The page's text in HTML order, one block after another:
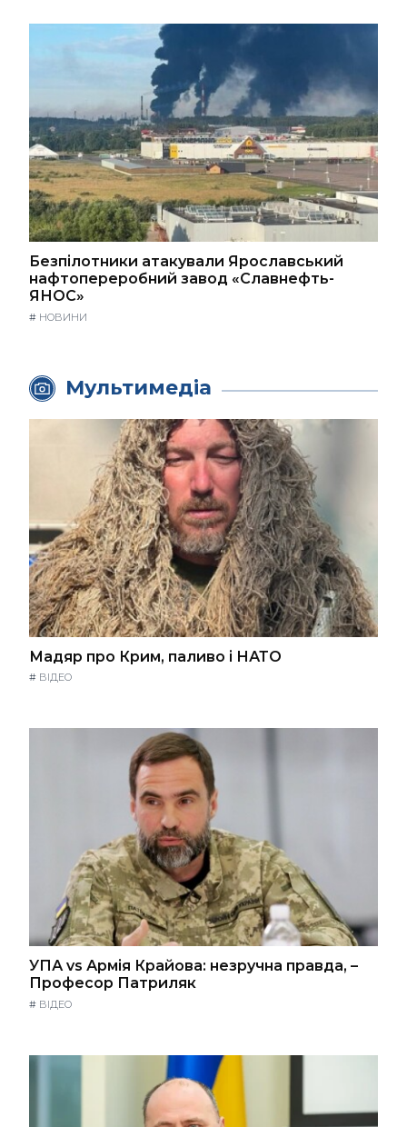
Безпілотники атакували Ярославський
нафтопереробний завод «Славнефть-
ЯНОС»
# НОВИНИ
Мультимедіа
Мадяр про Крим, паливо і НАТО
# ВІДЕО
УПА vs Армія Крайова: незручна правда, –
Професор Патриляк
# ВІДЕО